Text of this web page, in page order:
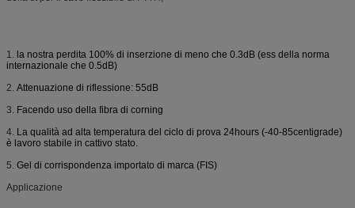
1. la nostra perdita 100% di inserzione di meno che 0.3dB (ess della norma
internazionale che 0.5dB)
2. Attenuazione di riflessione: 55dB
3. Facendo uso della fibra di corning
4. La qualità ad alta temperatura del ciclo di prova 24hours (-40-85centigrade)
è lavoro stabile in cattivo stato.
5. Gel di corrispondenza importato di marca (FIS)
Applicazione